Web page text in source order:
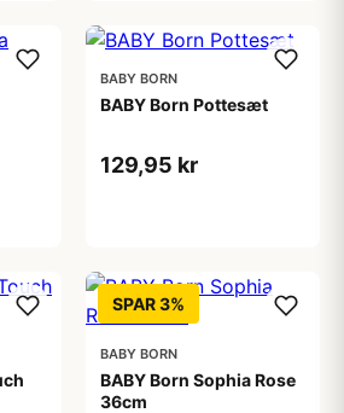
BABY BORN
BABY Born Pottesæt
129,95 kr
SPAR 3%
BABY BORN
BABY Born Sophia Rose
36cm